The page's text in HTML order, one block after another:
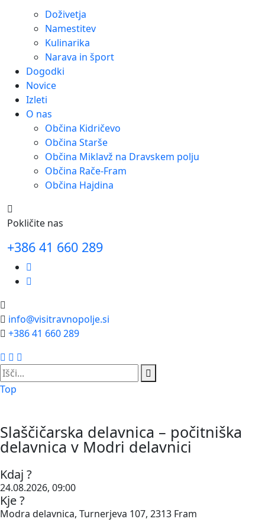
Doživetja
Namestitev
Kulinarika
Narava in šport
Dogodki
Novice
Izleti
O nas
Občina Kidričevo
Občina Starše
Občina Miklavž na Dravskem polju
Občina Rače-Fram
Občina Hajdina
Pokličite nas
+386 41 660 289
info@visitravnopolje.si
+386 41 660 289
Top
Slaščičarska delavnica – počitniška
delavnica v Modri delavnici
Kdaj ?
24.08.2026, 09:00
Kje ?
Modra delavnica, Turnerjeva 107, 2313 Fram